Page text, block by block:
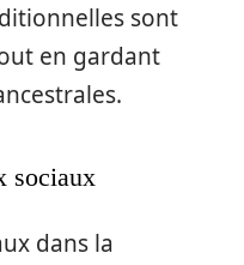
sont
en gardant
sociaux
dans la